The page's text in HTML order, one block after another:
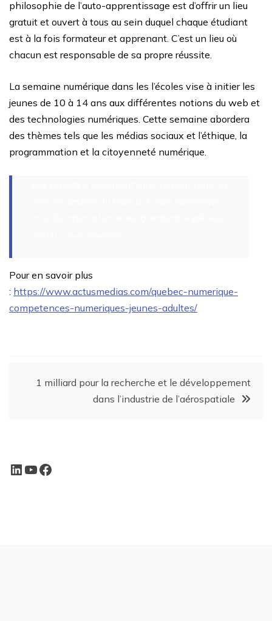
philosophie de l’auto-apprentissage est d’offrir un lieu
gratuit et ouvert à tous au sein duquel chaque étudiant
est à la fois formateur et apprenant. C’est un lieu où
chacun est responsable de sa propre réussite.
La semaine numérique dans les l’écoles vise à initier les
jeunes de 10 à 14 ans aux différentes notions du web et
des technologies numériques. Cette semaine abordera
des thèmes tels que les médias sociaux et l’éthique, la
programmation et la citoyenneté numérique.
Pour en savoir plus
: https://www.actusmedias.com/quebec-numerique-
competences-numeriques-jeunes-adultes/
1 milliard pour la recherche et le développement
dans l’industrie de l’aérospatiale